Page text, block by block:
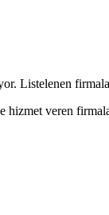
Listelenen
veren